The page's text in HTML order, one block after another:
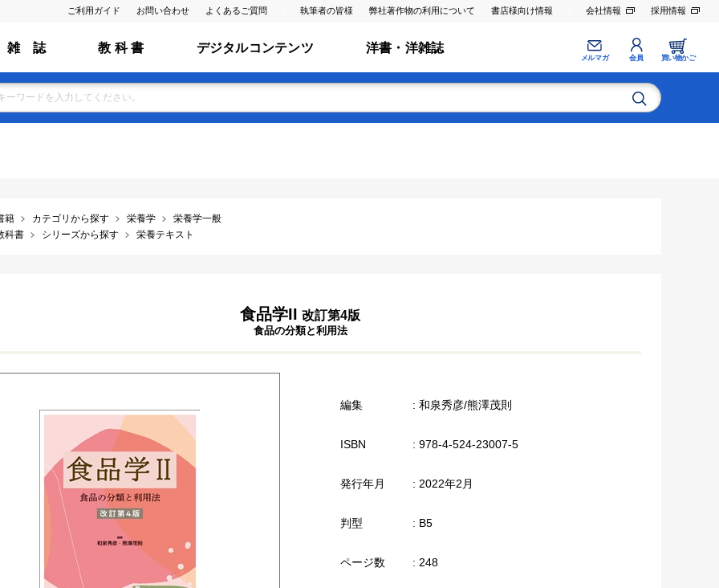
ご利用ガイド お問い合わせ よくあるご質問 執筆者の皆様 弊社著作物の利用について 書店様向け情報 会社情報 採用情報
雑 誌 教 科 書 デジタルコンテンツ 洋書・洋雑誌
メルマガ 会員 買い物かご
籍 カテゴリから探す 栄養学
栄養学一般
科書
シリーズから探す 栄養テキスト
食品学II 改訂第4版
食品の分類と利用法
編集 : 和泉秀彦/熊澤茂則
ISBN : 978-4-524-23007-5
発行年月 : 2022年2月
判型 : B5
ページ数 : 248